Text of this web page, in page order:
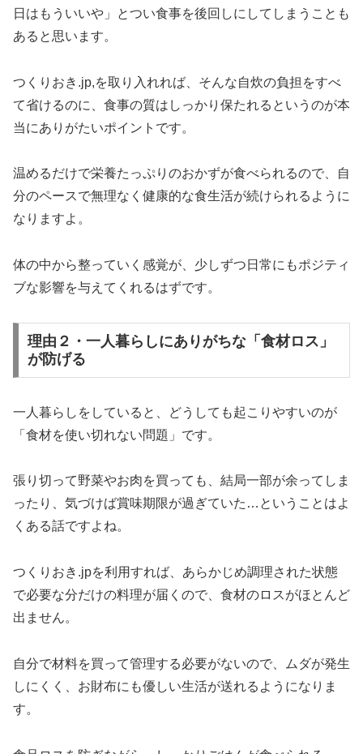
日はもういいや」とつい食事を後回しにしてしまうことも
あると思います。
つくりおき.jp,を取り入れれば、そんな自炊の負担をすべ
て省けるのに、食事の質はしっかり保たれるというのが本
当にありがたいポイントです。
温めるだけで栄養たっぷりのおかずが食べられるので、自
分のペースで無理なく健康的な食生活が続けられるように
なりますよ。
体の中から整っていく感覚が、少しずつ日常にもポジティ
ブな影響を与えてくれるはずです。
理由２・一人暮らしにありがちな「食材ロス」
が防げる
一人暮らしをしていると、どうしても起こりやすいのが
「食材を使い切れない問題」です。
張り切って野菜やお肉を買っても、結局一部が余ってしま
ったり、気づけば賞味期限が過ぎていた…ということはよ
くある話ですよね。
つくりおき.jpを利用すれば、あらかじめ調理された状態
で必要な分だけの料理が届くので、食材のロスがほとんど
出ません。
自分で材料を買って管理する必要がないので、ムダが発生
しにくく、お財布にも優しい生活が送れるようになりま
す。